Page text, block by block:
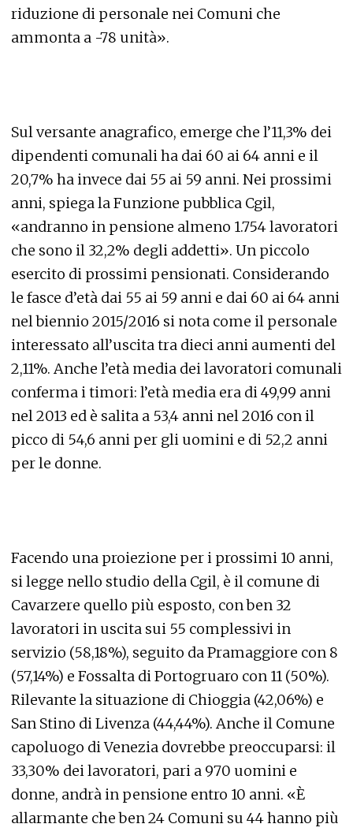
riduzione di personale nei Comuni che
ammonta a -78 unità».
Sul versante anagrafico, emerge che l’11,3% dei
dipendenti comunali ha dai 60 ai 64 anni e il
20,7% ha invece dai 55 ai 59 anni. Nei prossimi
anni, spiega la Funzione pubblica Cgil,
«andranno in pensione almeno 1.754 lavoratori
che sono il 32,2% degli addetti». Un piccolo
esercito di prossimi pensionati. Considerando
le fasce d’età dai 55 ai 59 anni e dai 60 ai 64 anni
nel biennio 2015/2016 si nota come il personale
interessato all’uscita tra dieci anni aumenti del
2,11%. Anche l’età media dei lavoratori comunali
conferma i timori: l’età media era di 49,99 anni
nel 2013 ed è salita a 53,4 anni nel 2016 con il
picco di 54,6 anni per gli uomini e di 52,2 anni
per le donne.
Facendo una proiezione per i prossimi 10 anni,
si legge nello studio della Cgil, è il comune di
Cavarzere quello più esposto, con ben 32
lavoratori in uscita sui 55 complessivi in
servizio (58,18%), seguito da Pramaggiore con 8
(57,14%) e Fossalta di Portogruaro con 11 (50%).
Rilevante la situazione di Chioggia (42,06%) e
San Stino di Livenza (44,44%). Anche il Comune
capoluogo di Venezia dovrebbe preoccuparsi: il
33,30% dei lavoratori, pari a 970 uomini e
donne, andrà in pensione entro 10 anni. «È
allarmante che ben 24 Comuni su 44 hanno più